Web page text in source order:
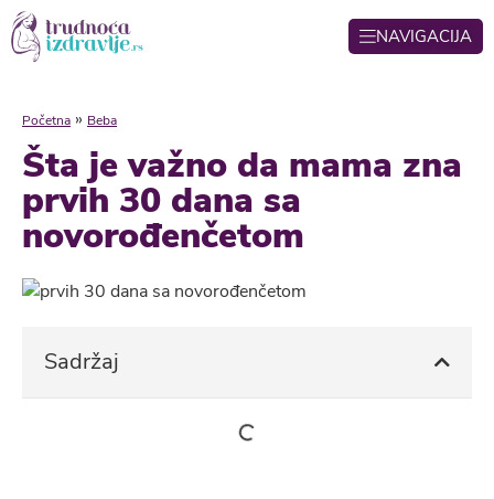
NAVIGACIJA
Početna » Beba
Šta je važno da mama zna
prvih 30 dana sa
novorođenčetom
Sadržaj